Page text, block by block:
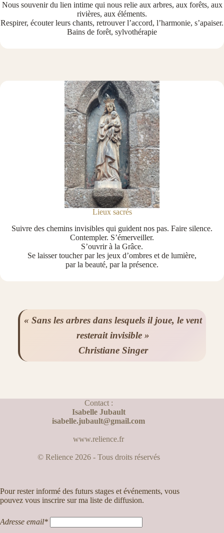
Nous souvenir du lien intime qui nous relie aux arbres, aux forêts, aux
rivières, aux éléments.
Respirer, écouter leurs chants, retrouver l’accord, l’harmonie, s’apaiser.
Bains de forêt, sylvothérapie
Lieux sacrés
Suivre des chemins invisibles qui guident nos pas. Faire silence.
Contempler. S’émerveiller.
S’ouvrir à la Grâce.
Se laisser toucher par les jeux d’ombres et de lumière,
par la beauté, par la présence.
« Sans les arbres dans lesquels il joue, le vent
resterait invisible »
Christiane Singer
Contact :
Isabelle Jubault
isabelle.jubault@gmail.com
www.relience.fr
© Relience 2026 - Tous droits réservés
Pour rester informé des futurs stages et événements, vous
pouvez vous inscrire sur ma liste de diffusion.
Adresse email*